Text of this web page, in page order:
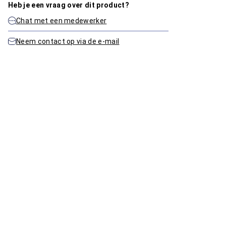
Heb je een vraag over dit product?
Chat met een medewerker
Neem contact op via de e-mail